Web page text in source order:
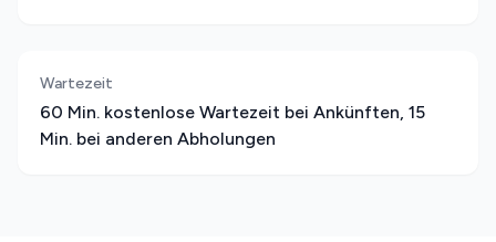
Wartezeit
60 Min. kostenlose Wartezeit bei Ankünften, 15
Min. bei anderen Abholungen